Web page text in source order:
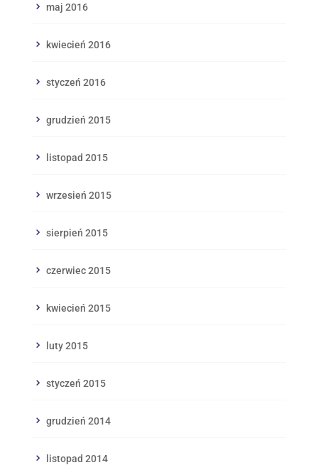
maj 2016
kwiecień 2016
styczeń 2016
grudzień 2015
listopad 2015
wrzesień 2015
sierpień 2015
czerwiec 2015
kwiecień 2015
luty 2015
styczeń 2015
grudzień 2014
listopad 2014